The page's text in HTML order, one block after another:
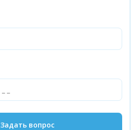
Задать вопрос